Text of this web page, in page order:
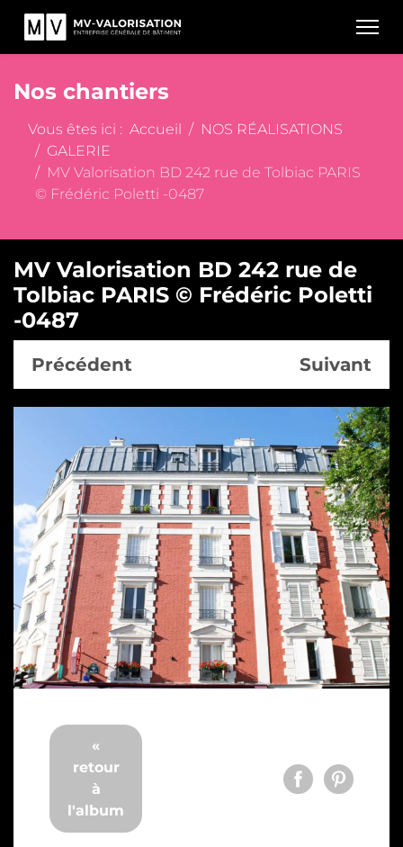
Nos chantiers
Vous êtes ici : Accueil
NOS RÉALISATIONS
GALERIE
MV Valorisation BD 242 rue de Tolbiac PARIS
© Frédéric Poletti -0487
MV Valorisation BD 242 rue de
Tolbiac PARIS © Frédéric Poletti
-0487
Précédent Suivant
«
retour
à
l'album